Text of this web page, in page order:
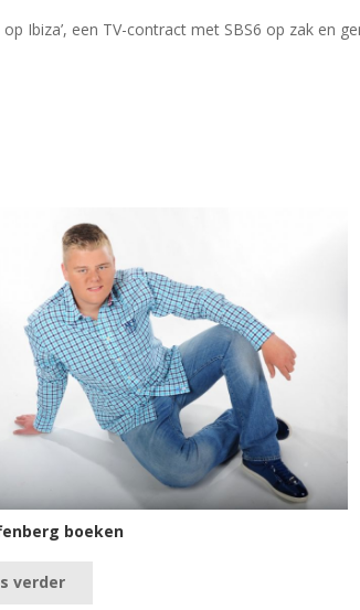
Ibiza’, een TV-contract met SBS6 op zak en
boeken
verder